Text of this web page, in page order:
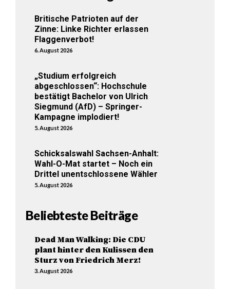
Britische Patrioten auf der
Zinne: Linke Richter erlassen
Flaggenverbot!
6. August 2026
„Studium erfolgreich
abgeschlossen“: Hochschule
bestätigt Bachelor von Ulrich
Siegmund (AfD) – Springer-
Kampagne implodiert!
5. August 2026
Schicksalswahl Sachsen-Anhalt:
Wahl-O-Mat startet – Noch ein
Drittel unentschlossene Wähler
5. August 2026
Beliebteste Beiträge
Dead Man Walking: Die CDU
plant hinter den Kulissen den
Sturz von Friedrich Merz!
3. August 2026